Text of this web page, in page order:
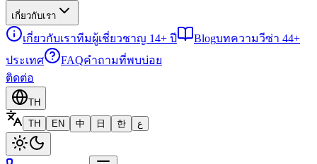
เกี่ยวกับเรา
เกี่ยวกับเราทีมผู้เชี่ยวชาญ 14+ ปี Blogบทความวีซ่า 44+
ประเทศ
FAQคำถามที่พบบ่อย
ติดต่อ
TH
TH
EN 中 日 한 ع